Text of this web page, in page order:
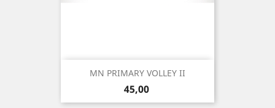
MN PRIMARY VOLLEY II
Precio
45,00